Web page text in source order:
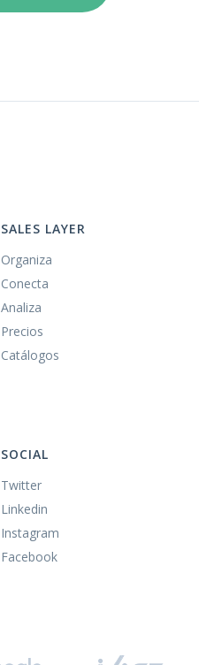
SALES LAYER
Organiza
Conecta
Analiza
Precios
Catálogos
SOCIAL
Twitter
Linkedin
Instagram
Facebook